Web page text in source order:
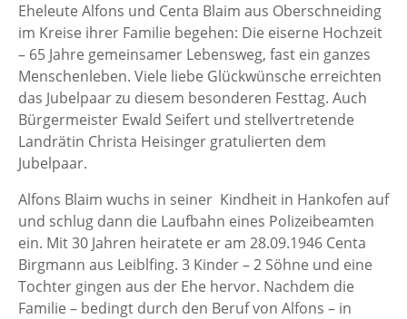
Eheleute Alfons und Centa Blaim aus Oberschneiding
im Kreise ihrer Familie begehen: Die eiserne Hochzeit
– 65 Jahre gemeinsamer Lebensweg, fast ein ganzes
Menschenleben. Viele liebe Glückwünsche erreichten
das Jubelpaar zu diesem besonderen Festtag. Auch
Bürgermeister Ewald Seifert und stellvertretende
Landrätin Christa Heisinger gratulierten dem
Jubelpaar.
Alfons Blaim wuchs in seiner Kindheit in Hankofen auf
und schlug dann die Laufbahn eines Polizeibeamten
ein. Mit 30 Jahren heiratete er am 28.09.1946 Centa
Birgmann aus Leiblfing. 3 Kinder – 2 Söhne und eine
Tochter gingen aus der Ehe hervor. Nachdem die
Familie – bedingt durch den Beruf von Alfons – in